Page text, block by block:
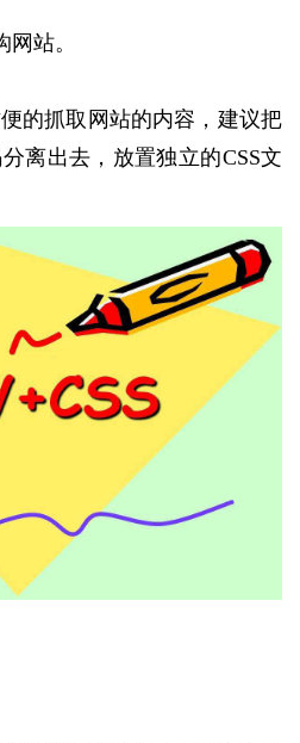
站。
的抓取网站的内容，建议把
离出去，放置独立的CSS文